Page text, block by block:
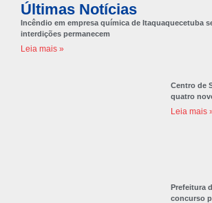
Últimas Notícias
Incêndio em empresa química de Itaquaquecetuba
interdições permanecem
Leia mais »
Centro de
quatro
Leia mais
Prefeitura
concurso